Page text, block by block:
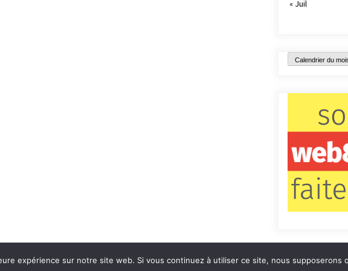
« Juil
Calendrier du
Contact Qui
expérience sur notre site web. Si vous continuez à utiliser ce site, nous supposerons